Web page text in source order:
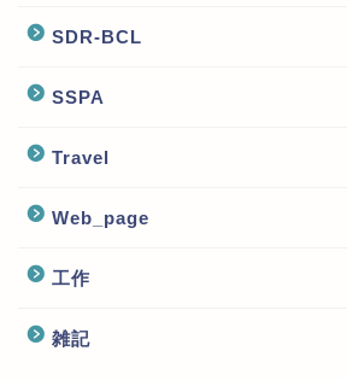
SDR-BCL
SSPA
Travel
Web_page
工作
雑記